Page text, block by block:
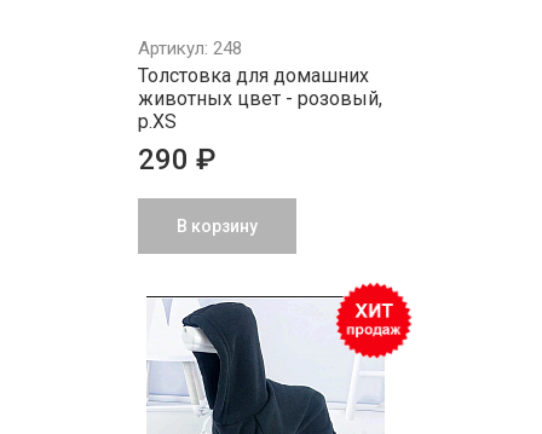
Артикул: 248
Толстовка для домашних
животных цвет - розовый,
р.XS
290 ₽
В корзину